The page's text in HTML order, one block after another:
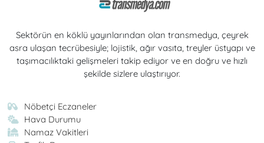
Sektörün en köklü yayınlarından olan transmedya, çeyrek
asra ulaşan tecrübesiyle; lojistik, ağır vasıta, treyler üstyapı ve
taşımacılıktaki gelişmeleri takip ediyor ve en doğru ve hızlı
şekilde sizlere ulaştırıyor.
Nöbetçi Eczaneler
Hava Durumu
Namaz Vakitleri